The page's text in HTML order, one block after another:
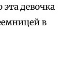
девочка
в